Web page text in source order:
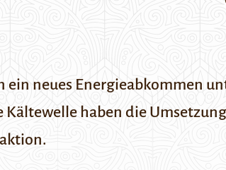
neues Energieabkommen
haben die